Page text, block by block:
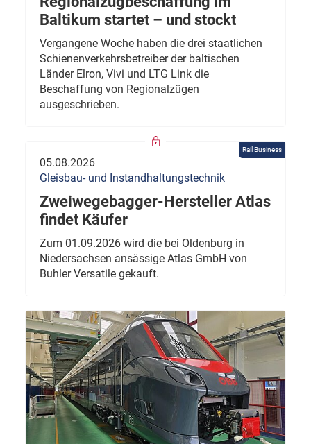
Baltikum startet – und stockt
Vergangene Woche haben die drei staatlichen
Schienenverkehrsbetreiber der baltischen
Länder Elron, Vivi und LTG Link die
Beschaffung von Regionalzügen
ausgeschrieben.
Rail Business
05.08.2026
Gleisbau- und Instandhaltungstechnik
Zweiwegebagger-Hersteller Atlas
findet Käufer
Zum 01.09.2026 wird die bei Oldenburg in
Niedersachsen ansässige Atlas GmbH von
Buhler Versatile gekauft.